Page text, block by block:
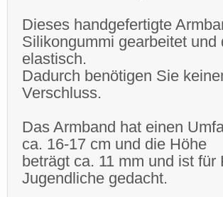
Dieses handgefertigte
Silikongummi gearbeitet und
elastisch.
Dadurch benötigen Sie
Verschluss.
Das Armband hat einen
ca. 16-17 cm und die Höhe
beträgt ca. 11 mm und ist für
Jugendliche gedacht.